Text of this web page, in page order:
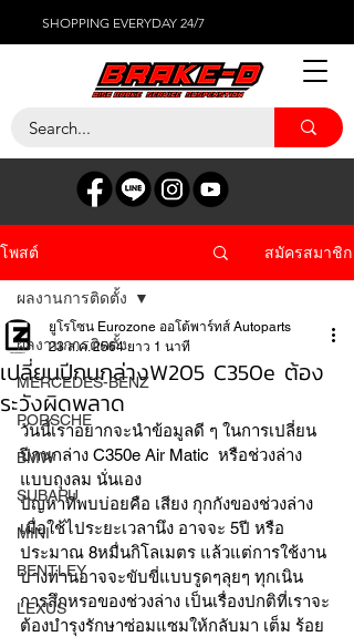
SHOPPING EVERYDAY 24/7
โพสต์ สมัครสมาชิก
ผลงานการติดตั้ง
MERCEDES-BENZ
PORSCHE
BMW
SUBARU
MINI
BENTLEY
LEXUS
ผลงานการติดตั้ง
เปลี่ยนปีกนกล่างW205 C350e ต้อง
ระวังผิดพลาด
ยูโรโซน Eurozone ออโต้พาร์ทส์ Autoparts
23 ส.ค. 2564 ยาว 1 นาที
วันนี้เราอยากจะนำข้อมูลดี ๆ ในการเปลี่ยน
ปีกนกล่าง C350e Air Matic  หรือช่วงล่าง
แบบถุงลม นั่นเอง
ปัญหาที่พบบ่อยคือ เสียง กุกกังของช่วงล่าง
เมื่อใช้ไประยะเวลานึง อาจจะ 5ปี หรือ
ประมาณ 8หมื่นกิโลเมตร แล้วแต่การใช้งาน
บางท่านอาจจะขับขี่แบบรูดๆลุยๆ ทุกเนิน
การสึกหรอของช่วงล่าง เป็นเรื่องปกติที่เราจะ
ต้องบำรุงรักษาซ่อมแซมให้กลับมา เต็ม ร้อย